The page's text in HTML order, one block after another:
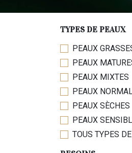
TYPES DE PEAUX
PEAUX
PEAUX
PEAUX MIXTES
PEAUX
PEAUX SÈCHES
PEAUX
TOUS TYPES